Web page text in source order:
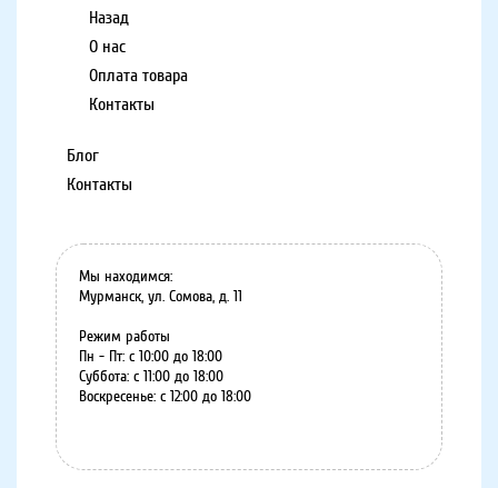
Назад
О нас
Оплата товара
Контакты
Блог
Контакты
Мы находимся:
Мурманск, ул. Сомова, д. 11
Режим работы
Пн - Пт: с 10:00 до 18:00
Суббота: с 11:00 до 18:00
Воскресенье: с 12:00 до 18:00